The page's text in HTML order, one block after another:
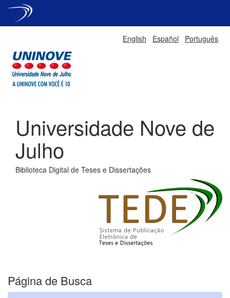
English Español Português
Universidade Nove de
Julho
Biblioteca Digital de Teses e Dissertações
Página de Busca